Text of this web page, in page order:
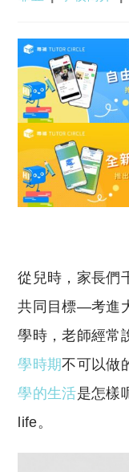
從兒時，家長們
共同目標—考進
學時，老師經常
學時期不可以做
學的生活是怎樣
life。